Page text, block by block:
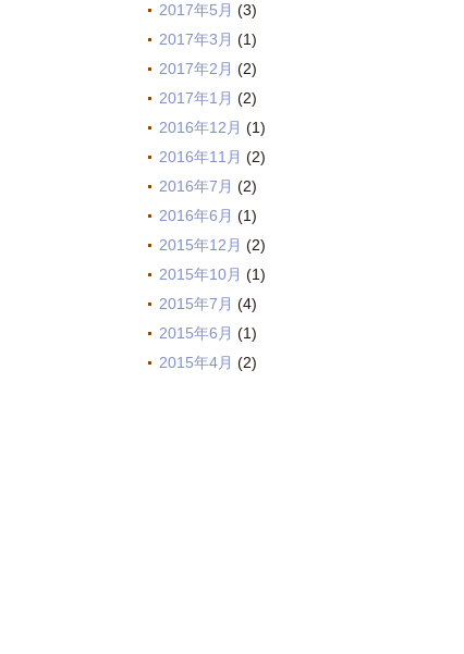
2017年5月 (3)
2017年3月 (1)
2017年2月 (2)
2017年1月 (2)
2016年12月 (1)
2016年11月 (2)
2016年7月 (2)
2016年6月 (1)
2015年12月 (2)
2015年10月 (1)
2015年7月 (4)
2015年6月 (1)
2015年4月 (2)